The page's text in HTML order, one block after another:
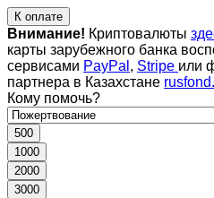
К оплате
Внимание! Криптовалюты
карты зарубежного банка
сервисами PayPal , Stripe или
партнера в Казахстане
Кому помочь?
500
1000
2000
3000